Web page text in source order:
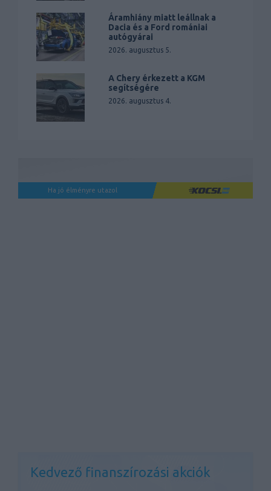
Áramhiány miatt leállnak a
Dacia és a Ford romániai
autógyárai
2026. augusztus 5.
A Chery érkezett a KGM
segítségére
2026. augusztus 4.
Ha jó élményre utazol
Kedvező finanszírozási akciók